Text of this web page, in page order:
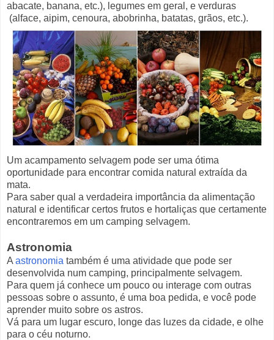
abacate, banana, etc.), legumes em geral, e verduras
(alface, aipim, cenoura, abobrinha, batatas, grãos, etc.).
Um acampamento selvagem pode ser uma ótima
oportunidade para encontrar comida natural extraída da
mata.
Para saber qual a verdadeira importância da alimentação
natural e identificar certos frutos e hortaliças que certamente
encontraremos em um camping selvagem.
Astronomia
A astronomia também é uma atividade que pode ser
desenvolvida num camping, principalmente selvagem.
Para quem já conhece um pouco ou interage com outras
pessoas sobre o assunto, é uma boa pedida, e você pode
aprender muito sobre os astros.
Vá para um lugar escuro, longe das luzes da cidade, e olhe
para o céu noturno.